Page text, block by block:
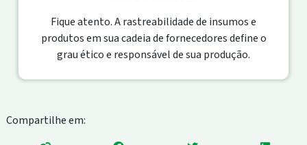
Fique atento. A rastreabilidade de insumos e
produtos em sua cadeia de fornecedores define o
grau ético e responsável de sua produção.
Compartilhe em: